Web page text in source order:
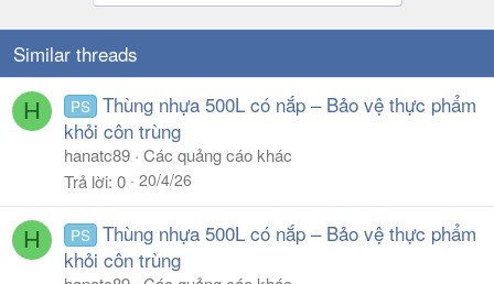
Similar threads
H PS Thùng nhựa 500L có nắp – Bảo vệ thực phẩm
khỏi côn trùng
hanatc89 Các quảng cáo khác
Trả lời 0 20/4/26
H PS Thùng nhựa 500L có nắp – Bảo vệ thực phẩm
khỏi côn trùng